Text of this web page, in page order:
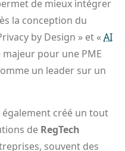
de mieux intégrer
la conception du
by Design » et «AI
majeur pour une PME
un leader sur un
également créé un tout
de RegTech
souvent des